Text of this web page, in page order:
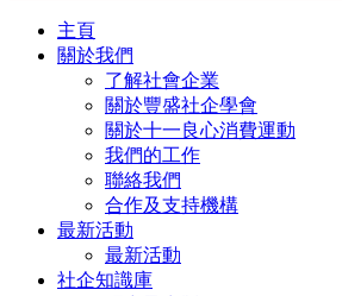
主頁
關於我們
了解社會企業
關於豐盛社企學會
關於十一良心消費運動
我們的工作
聯絡我們
合作及支持機構
最新活動
最新活動
社企知識庫